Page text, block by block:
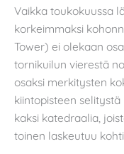
Vaikka toukokuussa
korkeimmaksi
Tower) ei olekaan
tornikuilun vierestä
osaksi merkitysten
kiintopisteen
kaksi katedraalia,
toinen laskeutuu